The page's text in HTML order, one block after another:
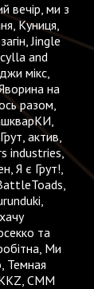
вечір, ми з
Куниця,
Jingle
and
мікс,
на
разом,
актив,
industries,
Я є Грут!,
та
Ми
Темная
KKZ, СММ